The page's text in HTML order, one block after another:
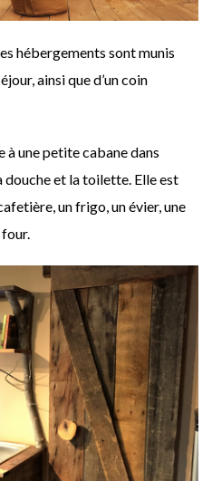
hébergements sont munis
ainsi que d’un coin
une petite cabane dans
douche et la toilette. Elle est
un frigo, un évier, une